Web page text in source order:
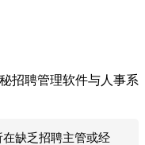
缺乏招聘主管或经